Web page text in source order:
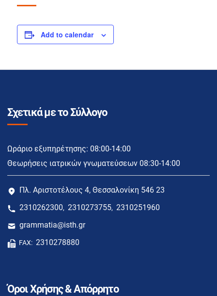
Add to calendar
Σχετικά με το Σύλλογο
Ωράριο εξυπηρέτησης: 08:00-14:00
Θεωρήσεις ιατρικών γνωματεύσεων 08:30-14:00
Πλ. Αριστοτέλους 4, Θεσσαλονίκη 546 23
2310262300, 2310273755, 2310251960
grammatia@isth.gr
FAX: 2310278880
Όροι Χρήσης & Απόρρητο